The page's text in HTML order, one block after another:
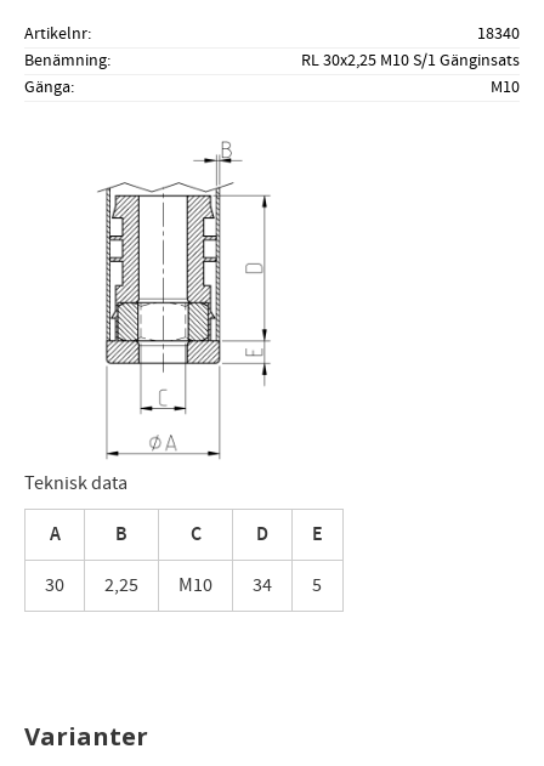
Artikelnr
18340
Benämning
RL 30x2,25 M10 S/1 Gänginsats
Gänga
M10
Teknisk data
A B C D E
30 2,25 M10 34 5
Varianter